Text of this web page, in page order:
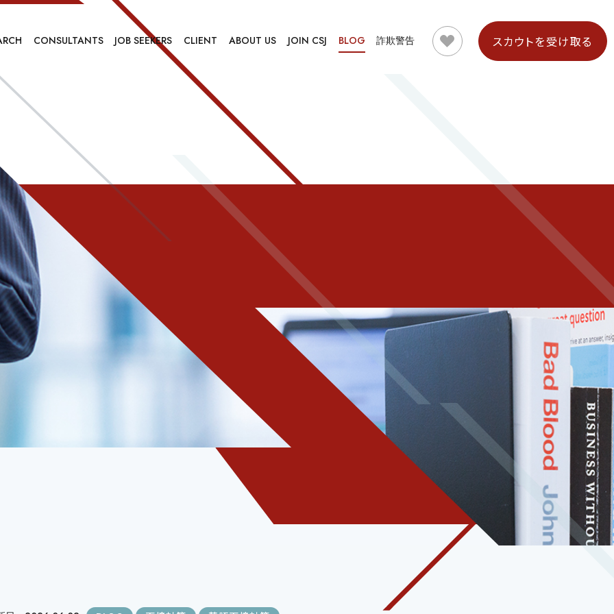
CONSULTANTS JOB SEEKERS CLIENT ABOUT US JOIN CSJ BLOG 詐欺警告 スカウトを受け取る